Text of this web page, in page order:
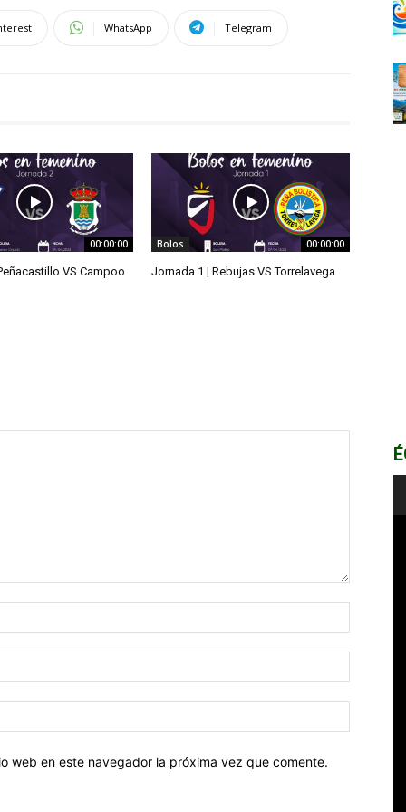
WhatsApp Telegram
00:00:00
VS Campoo
Bolos 00:00:00
Jornada 1 | Rebujas VS Torrelavega
web:
web en este navegador la próxima vez que comente.